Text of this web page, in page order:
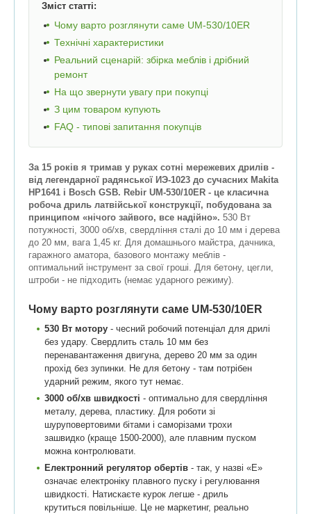
Зміст статті:
Чому варто розглянути саме UM-530/10ER
Технічні характеристики
Реальний сценарій: збірка меблів і дрібний
ремонт
На що звернути увагу при покупці
З цим товаром купують
FAQ - типові запитання покупців
За 15 років я тримав у руках сотні мережевих дрилів -
від легендарної радянської ИЭ-1023 до сучасних Makita
HP1641 і Bosch GSB. Rebir UM-530/10ER - це класична
робоча дриль латвійської конструкції, побудована за
принципом «нічого зайвого, все надійно». 530 Вт
потужності, 3000 об/хв, свердління сталі до 10 мм і дерева
до 20 мм, вага 1,45 кг. Для домашнього майстра, дачника,
гаражного аматора, базового монтажу меблів -
оптимальний інструмент за свої гроші. Для бетону, цегли,
штроби - не підходить (немає ударного режиму).
Чому варто розглянути саме UM-530/10ER
530 Вт мотору - чесний робочий потенціал для дрилі
без удару. Свердлить сталь 10 мм без
перенавантаження двигуна, дерево 20 мм за один
прохід без зупинки. Не для бетону - там потрібен
ударний режим, якого тут немає.
3000 об/хв швидкості - оптимально для свердління
металу, дерева, пластику. Для роботи зі
шуруповертовими бітами і саморізами трохи
зашвидко (краще 1500-2000), але плавним пуском
можна контролювати.
Електронний регулятор обертів - так, у назві «E»
означає електроніку плавного пуску і регулювання
швидкості. Натискаєте курок легше - дриль
крутиться повільніше. Це не маркетинг, реально